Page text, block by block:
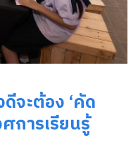
จะต้อง ‘คัด
ศการเรียนรู้